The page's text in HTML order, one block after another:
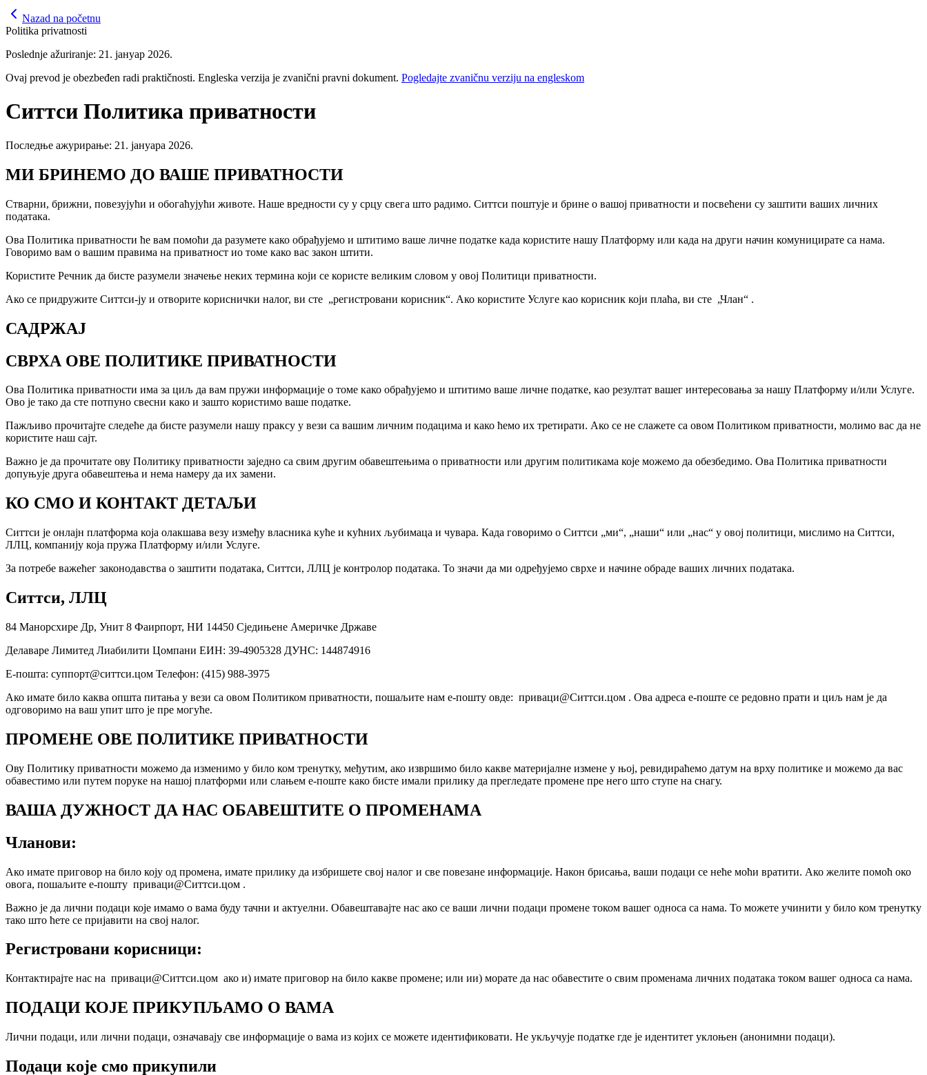
Nazad na početnu
Politika privatnosti
Poslednje ažuriranje: 21. јануар 2026.
Ovaj prevod je obezbeđen radi praktičnosti. Engleska verzija je zvanični pravni dokument. Pogledajte zvaničnu verziju na engleskom
Ситтси Политика приватности
Последње ажурирање: 21. јануара 2026.
МИ БРИНЕМО ДО ВАШЕ ПРИВАТНОСТИ
Стварни, брижни, повезујући и обогаћујући животе. Наше вредности су у срцу свега што радимо. Ситтси поштује и брине о вашој приватности и посвећени су заштити ваших личних
података.
Ова Политика приватности ће вам помоћи да разумете како обрађујемо и штитимо ваше личне податке када користите нашу Платформу или када на други начин комуницирате са нама.
Говоримо вам о вашим правима на приватност ио томе како вас закон штити.
Користите Речник да бисте разумели значење неких термина који се користе великим словом у овој Политици приватности.
Ако се придружите Ситтси-ју и отворите кориснички налог, ви сте „регистровани корисник“. Ако користите Услуге као корисник који плаћа, ви сте „Члан“ .
САДРЖАЈ
СВРХА ОВЕ ПОЛИТИКЕ ПРИВАТНОСТИ
Ова Политика приватности има за циљ да вам пружи информације о томе како обрађујемо и штитимо ваше личне податке, као резултат вашег интересовања за нашу Платформу и/или Услуге.
Ово је тако да сте потпуно свесни како и зашто користимо ваше податке.
Пажљиво прочитајте следеће да бисте разумели нашу праксу у вези са вашим личним подацима и како ћемо их третирати. Ако се не слажете са овом Политиком приватности, молимо вас да не
користите наш сајт.
Важно је да прочитате ову Политику приватности заједно са свим другим обавештењима о приватности или другим политикама које можемо да обезбедимо. Ова Политика приватности
допуњује друга обавештења и нема намеру да их замени.
КО СМО И КОНТАКТ ДЕТАЉИ
Ситтси је онлајн платформа која олакшава везу између власника куће и кућних љубимаца и чувара. Када говоримо о Ситтси „ми“, „наши“ или „нас“ у овој политици, мислимо на Ситтси,
ЛЛЦ, компанију која пружа Платформу и/или Услуге.
За потребе важећег законодавства о заштити података, Ситтси, ЛЛЦ је контролор података. То значи да ми одређујемо сврхе и начине обраде ваших личних података.
Ситтси, ЛЛЦ
84 Манорсхире Др, Унит 8 Фаирпорт, НИ 14450 Сједињене Америчке Државе
Делаваре Лимитед Лиабилити Цомпани ЕИН: 39-4905328 ДУНС: 144874916
Е-пошта: суппорт@ситтси.цом Телефон: (415) 988-3975
Ако имате било каква општа питања у вези са овом Политиком приватности, пошаљите нам е-пошту овде: приваци@Ситтси.цом . Ова адреса е-поште се редовно прати и циљ нам је да
одговоримо на ваш упит што је пре могуће.
ПРОМЕНЕ ОВЕ ПОЛИТИКЕ ПРИВАТНОСТИ
Ову Политику приватности можемо да изменимо у било ком тренутку, међутим, ако извршимо било какве материјалне измене у њој, ревидираћемо датум на врху политике и можемо да вас
обавестимо или путем поруке на нашој платформи или слањем е-поште како бисте имали прилику да прегледате промене пре него што ступе на снагу.
ВАША ДУЖНОСТ ДА НАС ОБАВЕШТИТЕ О ПРОМЕНАМА
Чланови:
Ако имате приговор на било коју од промена, имате прилику да избришете свој налог и све повезане информације. Након брисања, ваши подаци се неће моћи вратити. Ако желите помоћ око
овога, пошаљите е-пошту приваци@Ситтси.цом .
Важно је да лични подаци које имамо о вама буду тачни и актуелни. Обавештавајте нас ако се ваши лични подаци промене током вашег односа са нама. То можете учинити у било ком тренутку
тако што ћете се пријавити на свој налог.
Регистровани корисници:
Контактирајте нас на приваци@Ситтси.цом ако и) имате приговор на било какве промене; или ии) морате да нас обавестите о свим променама личних података током вашег односа са нама.
ПОДАЦИ КОЈЕ ПРИКУПЉАМО О ВАМА
Лични подаци, или лични подаци, означавају све информације о вама из којих се можете идентификовати. Не укључује податке где је идентитет уклоњен (анонимни подаци).
Подаци које смо прикупили